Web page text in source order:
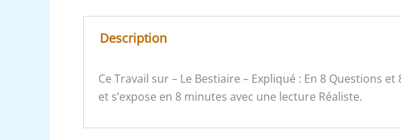
Description
Ce Travail sur – Le Bestiaire – Expliqué : En 8 Questions
et s’expose en 8 minutes avec une lecture Réaliste.